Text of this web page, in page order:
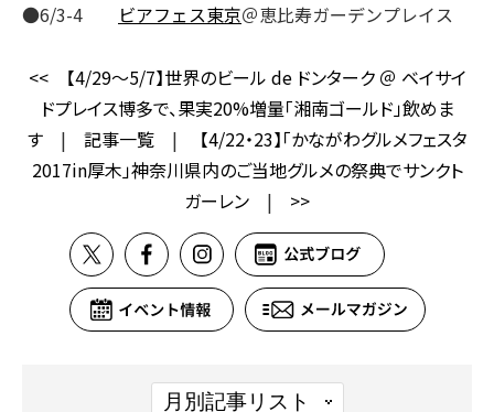
●6/3-4
ビアフェス東京＠恵比寿ガーデンプレイス
<<
【4/29～5/7】世界のビール de ドンターク ＠ ベイサイ
ドプレイス博多で、果実20%増量「湘南ゴールド」飲めま
す| 記事一覧|
【4/22・23】「かながわグルメフェスタ
2017in厚木」神奈川県内のご当地グルメの祭典でサンクト
ガーレン | >>